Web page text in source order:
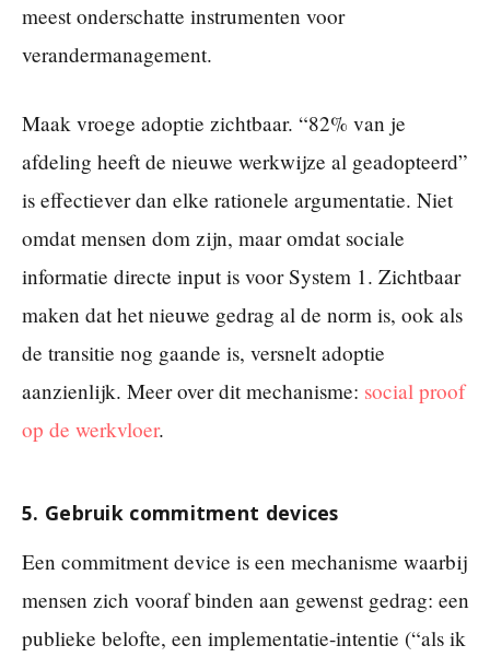
meest onderschatte instrumenten voor
verandermanagement.
Maak vroege adoptie zichtbaar. “82% van je
afdeling heeft de nieuwe werkwijze al geadopteerd”
is effectiever dan elke rationele argumentatie. Niet
omdat mensen dom zijn, maar omdat sociale
informatie directe input is voor System 1. Zichtbaar
maken dat het nieuwe gedrag al de norm is, ook als
de transitie nog gaande is, versnelt adoptie
aanzienlijk. Meer over dit mechanisme: social proof
op de werkvloer.
5. Gebruik commitment devices
Een commitment device is een mechanisme waarbij
mensen zich vooraf binden aan gewenst gedrag: een
publieke belofte, een implementatie-intentie (“als ik